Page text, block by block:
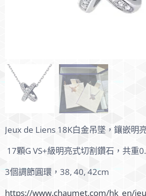
Jeux de Liens 18K白金吊墜，鑲嵌明
17顆G VS+級明亮式切割鑽石，共重
3個調節圓環，38, 40, 42cm
https://www.chaumet.com/hk_en/